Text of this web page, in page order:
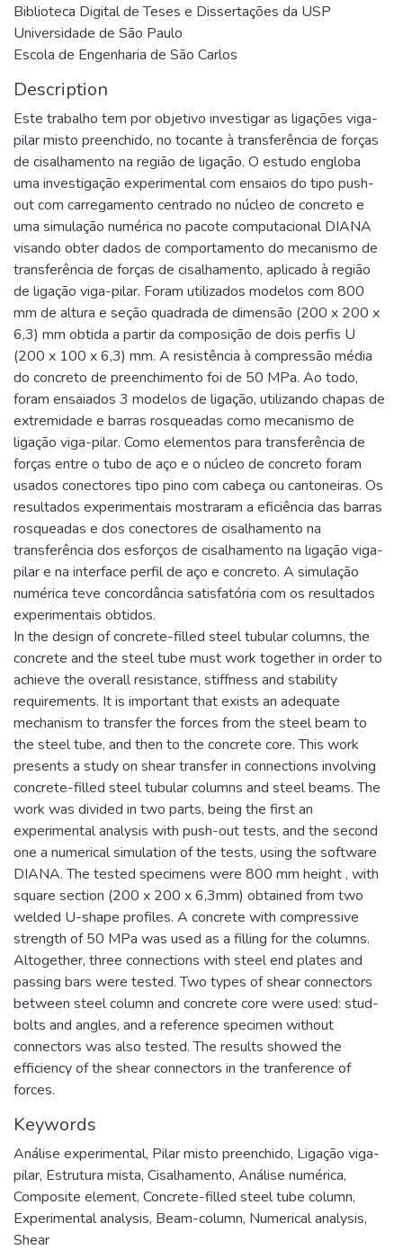
Biblioteca Digital de Teses e Dissertações da USP
Universidade de São Paulo
Escola de Engenharia de São Carlos
Description
Este trabalho tem por objetivo investigar as ligações viga-
pilar misto preenchido, no tocante à transferência de forças
de cisalhamento na região de ligação. O estudo engloba
uma investigação experimental com ensaios do tipo push-
out com carregamento centrado no núcleo de concreto e
uma simulação numérica no pacote computacional DIANA
visando obter dados de comportamento do mecanismo de
transferência de forças de cisalhamento, aplicado à região
de ligação viga-pilar. Foram utilizados modelos com 800
mm de altura e seção quadrada de dimensão (200 x 200 x
6,3) mm obtida a partir da composição de dois perfis U
(200 x 100 x 6,3) mm. A resistência à compressão média
do concreto de preenchimento foi de 50 MPa. Ao todo,
foram ensaiados 3 modelos de ligação, utilizando chapas de
extremidade e barras rosqueadas como mecanismo de
ligação viga-pilar. Como elementos para transferência de
forças entre o tubo de aço e o núcleo de concreto foram
usados conectores tipo pino com cabeça ou cantoneiras. Os
resultados experimentais mostraram a eficiência das barras
rosqueadas e dos conectores de cisalhamento na
transferência dos esforços de cisalhamento na ligação viga-
pilar e na interface perfil de aço e concreto. A simulação
numérica teve concordância satisfatória com os resultados
experimentais obtidos.
In the design of concrete-filled steel tubular columns, the
concrete and the steel tube must work together in order to
achieve the overall resistance, stiffness and stability
requirements. It is important that exists an adequate
mechanism to transfer the forces from the steel beam to
the steel tube, and then to the concrete core. This work
presents a study on shear transfer in connections involving
concrete-filled steel tubular columns and steel beams. The
work was divided in two parts, being the first an
experimental analysis with push-out tests, and the second
one a numerical simulation of the tests, using the software
DIANA. The tested specimens were 800 mm height , with
square section (200 x 200 x 6,3mm) obtained from two
welded U-shape profiles. A concrete with compressive
strength of 50 MPa was used as a filling for the columns.
Altogether, three connections with steel end plates and
passing bars were tested. Two types of shear connectors
between steel column and concrete core were used: stud-
bolts and angles, and a reference specimen without
connectors was also tested. The results showed the
efficiency of the shear connectors in the tranference of
forces.
Keywords
Análise experimental, Pilar misto preenchido, Ligação viga-
pilar, Estrutura mista, Cisalhamento, Análise numérica,
Composite element, Concrete-filled steel tube column,
Experimental analysis, Beam-column, Numerical analysis,
Shear